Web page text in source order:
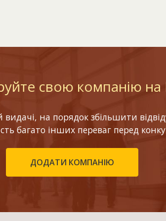
свою компанію на
на порядок збільшити
багато інших переваг перед
ДОДАТИ КОМПАНІЮ